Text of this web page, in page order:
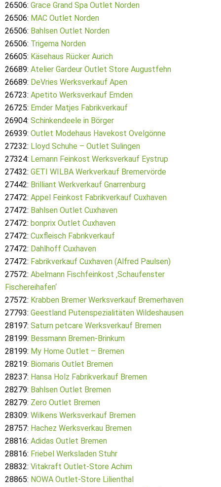
26506: Grace Grand Spa Outlet Norden
26506: MAC Outlet Norden
26506: Bahlsen Outlet Norden
26506: Trigema Norden
26605: Käsehaus Rücker Aurich
26689: Atelier Gardeur Outlet Store Augustfehn
26689: DeVries Werksverkauf Apen
26723: Apetito Werksverkauf Emden
26725: Emder Matjes Fabrikverkauf
26904: Schinkendeele in Börger
26939: Outlet Modehaus Havekost Ovelgönne
27232: Lloyd Schuhe – Outlet Sulingen
27324: Lemann Feinkost Werksverkauf Eystrup
27432: GETI WILBA Werkverkauf Bremervörde
27442: Brilliant Werkverkauf Gnarrenburg
27472: Appel Feinkost Fabrikverkauf Cuxhaven
27472: Bahlsen Outlet Cuxhaven
27472: bonprix Outlet Cuxhaven
27472: Cuxfleisch Fabrikverkauf
27472: Dahlhoff Cuxhaven
27472: Fabrikverkauf Cuxhaven (Alfred Paulsen)
27572: Abelmann Fischfeinkost ‚Schaufenster
Fischereihafen‘
27572: Krabben Bremer Werksverkauf Bremerhaven
27793: Geestland Putenspezialitäten Wildeshausen
28197: Saturn petcare Werksverkauf Bremen
28199: Bessmann Bremen-Brinkum
28199: My Home Outlet – Bremen
28219: Biomaris Outlet Bremen
28237: Hansa Holz Fabrikverkauf Bremen
28279: Bahlsen Outlet Bremen
28279: Zero Outlet Bremen
28309: Wilkens Werksverkauf Bremen
28757: Hachez Werksverkau Bremen
28816: Adidas Outlet Bremen
28816: Friebel Werksladen Stuhr
28832: Vitakraft Outlet-Store Achim
28865: NOWA Outlet-Store Lilienthal